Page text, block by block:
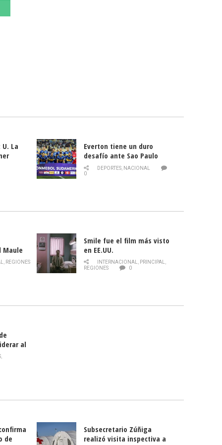
La
Everton tiene un duro
desafío ante Sao Paulo
DEPORTES, NACIONAL
0
Maule
de la
, REGIONES
Smile fue el film más visto
en EE.UU.
INTERNACIONAL, PRINCIPAL,
REGIONES
0
al
,
de
Subsecretario Zúñiga
realizó visita inspectiva a